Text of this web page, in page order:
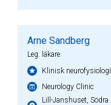
Arne Sandberg
Leg. läkare
Klinisk neurofysiologi
Neurology Clinic
Lill-Janshuset, Södra